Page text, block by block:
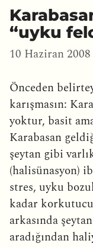
“uyku
10 Haziran 2008
Önceden
karışmasın:
yoktur, basit
Karabasan
şeytan gibi
(halisünasyon)
stres, uyku
kadar
arkasında
aradığından